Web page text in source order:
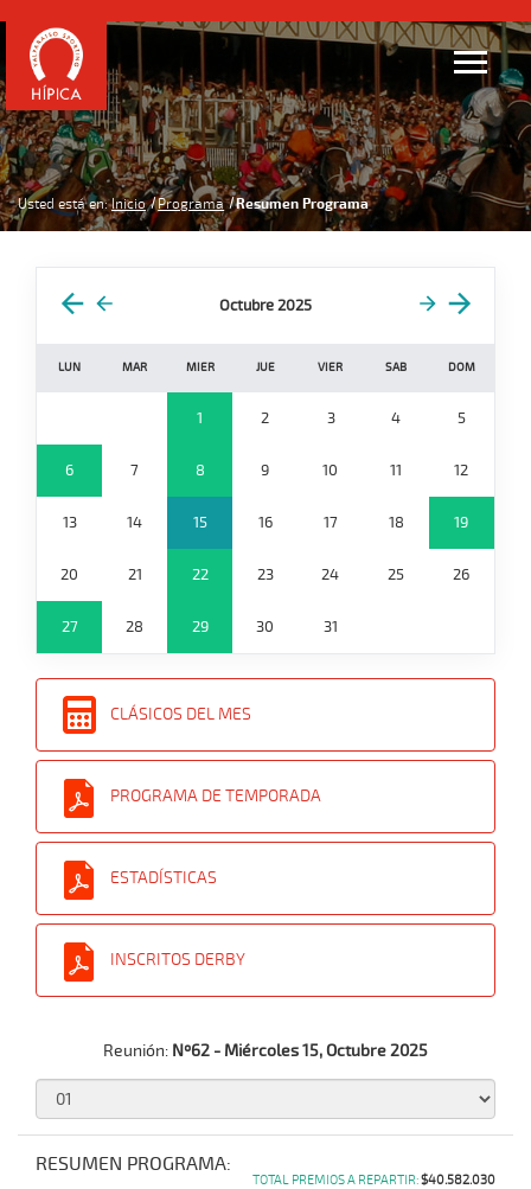
Usted está en: Inicio Programa Resumen Programa
Octubre 2025
LUN MAR MIER JUE VIER SAB DOM
1 2 3 4 5
6 7 8 9 10 11 12
13 14 15 16 17 18 19
20 21 22 23 24 25 26
27 28 29 30 31
CLÁSICOS DEL MES
PROGRAMA DE TEMPORADA
ESTADÍSTICAS
INSCRITOS DERBY
Reunión: Nº62 - Miércoles 15, Octubre 2025
RESUMEN PROGRAMA:
TOTAL PREMIOS A REPARTIR:$40.582.030